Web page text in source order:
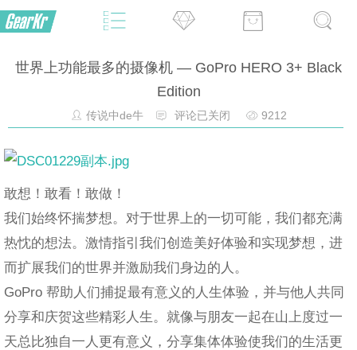
世界上功能最多的摄像机 — GoPro HERO 3+ Black
Edition
传说中de牛 评论已关闭 9212
敢想！敢看！敢做！
我们始终怀揣梦想。对于世界上的一切可能，我们都充满
热忱的想法。激情指引我们创造美好体验和实现梦想，进
而扩展我们的世界并激励我们身边的人。
GoPro 帮助人们捕捉最有意义的人生体验，并与他人共同
分享和庆贺这些精彩人生。就像与朋友一起在山上度过一
天总比独自一人更有意义，分享集体体验使我们的生活更